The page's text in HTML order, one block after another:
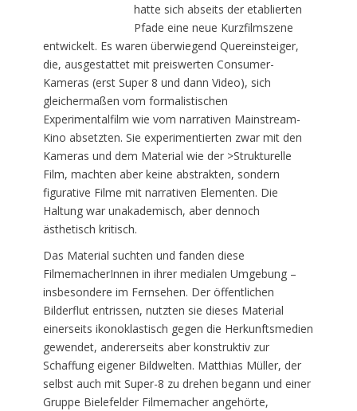
hatte sich abseits der etablierten
Pfade eine neue Kurzfilmszene
entwickelt. Es waren überwiegend Quereinsteiger,
die, ausgestattet mit preiswerten Consumer-
Kameras (erst Super 8 und dann Video), sich
gleichermaßen vom formalistischen
Experimentalfilm wie vom narrativen Mainstream-
Kino absetzten. Sie experimentierten zwar mit den
Kameras und dem Material wie der >Strukturelle
Film, machten aber keine abstrakten, sondern
figurative Filme mit narrativen Elementen. Die
Haltung war unakademisch, aber dennoch
ästhetisch kritisch.
Das Material suchten und fanden diese
FilmemacherInnen in ihrer medialen Umgebung –
insbesondere im Fernsehen. Der öffentlichen
Bilderflut entrissen, nutzten sie dieses Material
einerseits ikonoklastisch gegen die Herkunftsmedien
gewendet, andererseits aber konstruktiv zur
Schaffung eigener Bildwelten. Matthias Müller, der
selbst auch mit Super-8 zu drehen begann und einer
Gruppe Bielefelder Filmemacher angehörte,